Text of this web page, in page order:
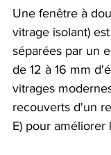
Une fenêtre à
vitrage isolant)
séparées par un
de 12 à 16 mm
vitrages
recouverts d'un
E) pour